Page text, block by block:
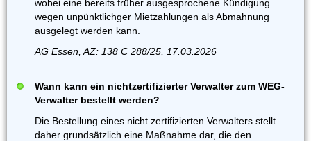
wobei eine bereits früher ausgesprochene Kündigung
wegen unpünktlichger Mietzahlungen als Abmahnung
ausgelegt werden kann.
AG Essen, AZ: 138 C 288/25, 17.03.2026
Wann kann ein nichtzertifizierter Verwalter zum WEG-
Verwalter bestellt werden?
Die Bestellung eines nicht zertifizierten Verwalters stellt
daher grundsätzlich eine Maßnahme dar, die den